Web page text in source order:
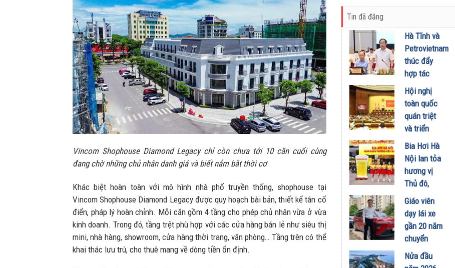
Vincom Shophouse Diamond Legacy chỉ còn chưa tới 10 căn cuối cùng
đang chờ những chủ nhân danh giá và biết nắm bắt thời cơ
Khác biệt hoàn toàn với mô hình nhà phố truyền thống, shophouse tại
Vincom Shophouse Diamond Legacy được quy hoạch bài bản, thiết kế tân cổ
điển, pháp lý hoàn chỉnh. Mỗi căn gồm 4 tầng cho phép chủ nhân vừa ở vừa
kinh doanh. Trong đó, tầng trệt phù hợp với các cửa hàng bán lẻ như siêu thị
mini, nhà hàng, showroom, cửa hàng thời trang, văn phòng… Tầng trên có thể
khai thác lưu trú, cho thuê mang về dòng tiền ổn định.
thảo Nghị
kinh doanh
xăng dầu
29/07/2026
Tin đã đăng
Hà Tĩnh và
Petrovietnam
thúc đẩy
hợp tác
phát triển
trung tâm
công
nghiệp -
sinh thái
tại Vũng
Áng
29/07/2026
Hội nghị
toàn quốc
quán triệt
và triển
khai thực
hiện Nghị
quyết Hội
nghị Trung
29/07/2026
Bia Hơi Hà
Nội lan tỏa
hương vị
Thủ đô,
khuấy động
mùa hè tại
TP. Hồ Chí
Minh
Giáo viên
dạy lái xe
gần 20 năm
chuyển
sang dùng
Limo
Nửa đầu